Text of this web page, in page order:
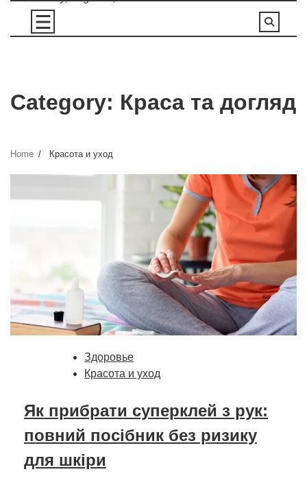
content
Category: Краса та догляд
Home Красота и уход
Здоровье
Красота и уход
Як прибрати суперклей з рук:
повний посібник без ризику
для шкіри